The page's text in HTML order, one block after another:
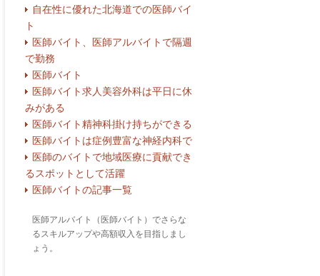
自在性に優れた北海道での医師バイ
ト
医師バイト、医師アルバイトで隔週
で勤務
医師バイト
医師バイト求人美容外科は平日に休
みがある
医師バイト精神科掛け持ちができる
医師バイトは症例豊富な神経内科で
医師のバイトで地域医療に貢献でき
るスポットとして活躍
医師バイトの記事一覧
医師アルバイト（医師バイト）でさらな
るスキルアップや高額収入を目指しまし
ょう。